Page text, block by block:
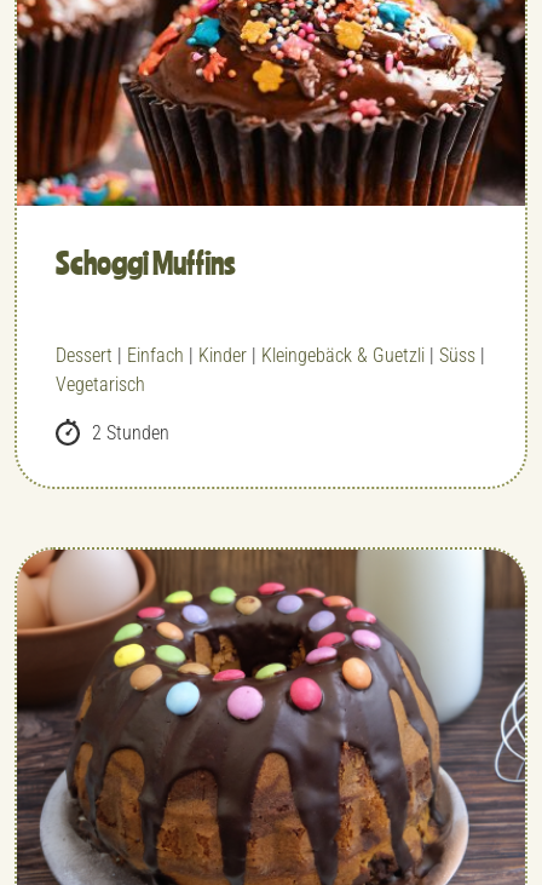
Schoggi Muffins
Dessert | Einfach | Kinder | Kleingebäck & Guetzli | Süss |
Vegetarisch
2 Stunden